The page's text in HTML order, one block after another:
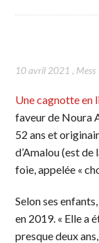
10 avril 2021 , Mess
Une cagnotte en
faveur de Noura
52 ans et
d’Amalou (est
foie, appelée «
Selon ses
en 2019. « Elle a
presque deux